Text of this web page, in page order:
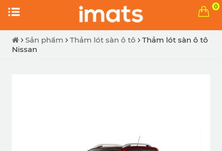
0
Sản phẩm Thảm lót sàn ô tô
Thảm lót sàn ô tô
Nissan